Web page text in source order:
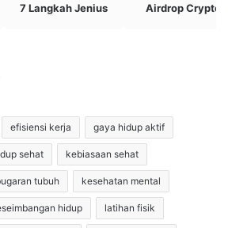
7 Langkah Jenius Airdrop Crypto
efisiensi kerja gaya hidup aktif
sehat kebiasaan sehat
tubuh kesehatan mental
hidup latihan fisik